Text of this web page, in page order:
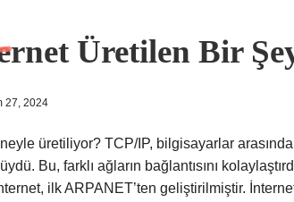
Üretilen Bir
27, 2024
neyle üretiliyor? TCP/IP, bilgisayarlar
Bu, farklı ağların bağlantısını
ilk ARPANET’ten geliştirilmiştir.